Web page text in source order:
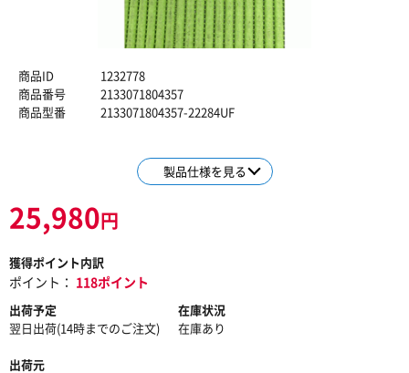
商品ID
1232778
商品番号
2133071804357
商品型番
2133071804357-22284UF
製品仕様を見る
25,980円
獲得ポイント内訳
ポイント： 118ポイント
出荷予定
翌日出荷(14時までのご注文)
在庫状況
在庫あり
出荷元